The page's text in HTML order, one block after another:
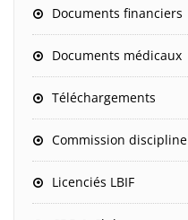
Documents financiers
Documents médicaux
Téléchargements
Commission discipline
Licenciés LBIF